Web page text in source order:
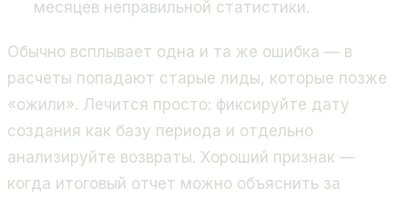
месяцев неправильной статистики.
Обычно всплывает одна и та же ошибка — в
расчеты попадают старые лиды, которые позже
«ожили». Лечится просто: фиксируйте дату
создания как базу периода и отдельно
анализируйте возвраты. Хороший признак —
когда итоговый отчет можно объяснить за